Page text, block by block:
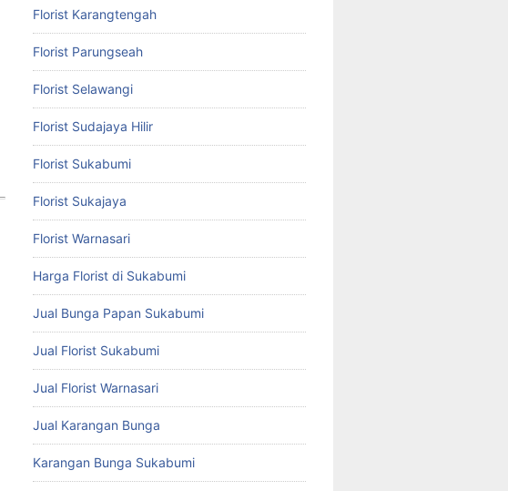
Florist Karangtengah
Florist Parungseah
Florist Selawangi
Florist Sudajaya Hilir
Florist Sukabumi
Florist Sukajaya
Florist Warnasari
Harga Florist di Sukabumi
Jual Bunga Papan Sukabumi
Jual Florist Sukabumi
Jual Florist Warnasari
Jual Karangan Bunga
Karangan Bunga Sukabumi